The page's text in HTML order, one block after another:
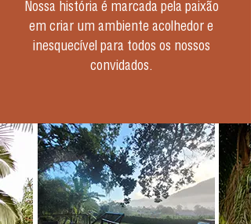
Nossa história é marcada pela paixão
em criar um ambiente acolhedor e
inesquecível para todos os nossos
convidados.